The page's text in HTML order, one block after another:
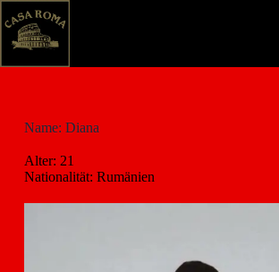
Name: Diana
Alter: 21
Nationalität: Rumänien